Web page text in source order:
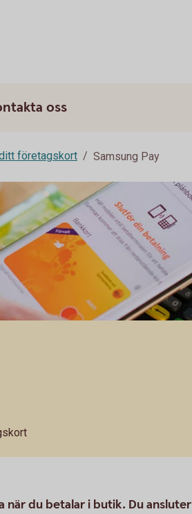
oss
företagskort Samsung Pay
när du betalar i butik. Du ansluter